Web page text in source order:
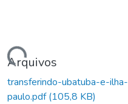
Arquivos
transferindo-ubatuba-e-
paulo.pdf(105,8 KB)